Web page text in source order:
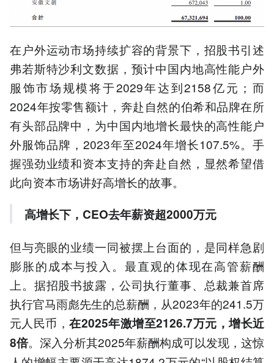
在户外运动市场持续扩容的背景下，招股书引述
弗若斯特沙利文数据，预计中国内地高性能户外
服饰市场规模将于2029年达到2158亿元；而
2024年按零售额计，奔赴自然的伯希和品牌在所
有头部品牌中，为中国内地增长最快的高性能户
外服饰品牌，2023年至2024年增长107.5%。手
握强劲业绩和资本支持的奔赴自然，显然希望借
此向资本市场讲好高增长的故事。
高增长下， CEO去年薪资超2000万元
但与亮眼的业绩一同被摆上台面的，是同样急剧
膨胀的成本与投入。最直观的体现在高管薪酬
上。据招股书披露，公司执行董事、总裁兼首席
执行官马雨彪先生的总薪酬，从2023年的241.5万
元人民币，在2025年激增至2126.7万元，增长近
8倍。深入分析其2025年薪酬构成可以发现，这惊